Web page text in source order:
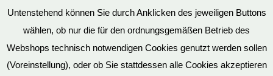
Kettenpeitsche mit Edelstahlgriff
Untenstehend können Sie durch Anklicken des jeweiligen Buttons
wählen, ob nur die für den ordnungsgemäßen Betrieb des
Webshops technisch notwendigen Cookies genutzt werden sollen
(Voreinstellung), oder ob Sie stattdessen alle Cookies akzeptieren